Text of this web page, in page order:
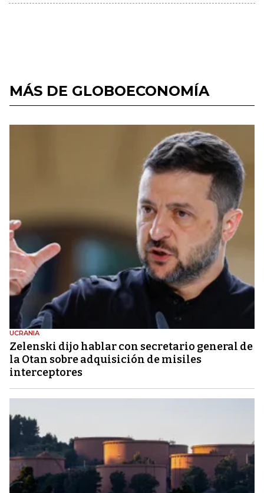
MÁS DE GLOBOECONOMÍA
UCRANIA
Zelenski dijo hablar con secretario general de
la Otan sobre adquisición de misiles
interceptores